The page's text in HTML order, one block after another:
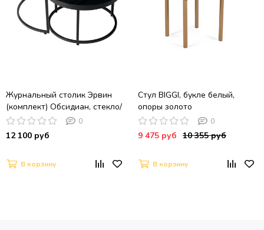
Журнальный столик Эрвин
(комплект) Обсидиан, стекло/
черный каркас
0
12 100 руб
В корзину
Стул BIGGI, букле белый,
опоры золото
0
9 475 руб 10 355 руб
В корзину